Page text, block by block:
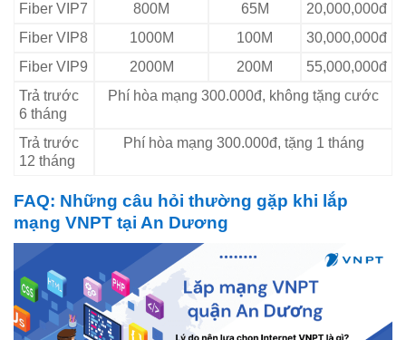
Fiber VIP7
800M 65M
20,000,000đ
Fiber VIP8
1000M 100M
30,000,000đ
Fiber VIP9
2000M 200M
55,000,000đ
Trả trước
6 tháng
Phí hòa mạng 300.000đ, không tặng cước
Trả trước
12 tháng
Phí hòa mạng 300.000đ, tặng 1 tháng
FAQ: Những câu hỏi thường gặp khi lắp
mạng VNPT tại An Dương